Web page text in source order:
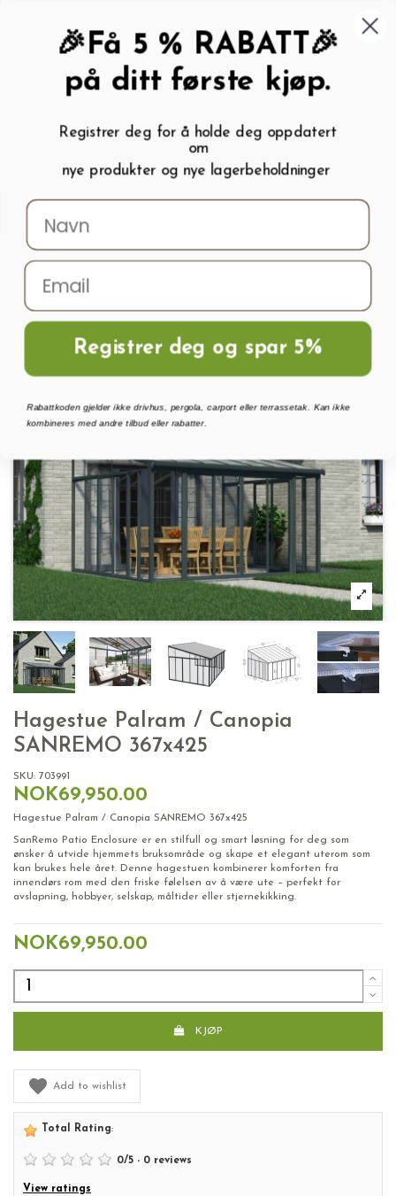
My wishlist ( 0
Menu Søk Logg inn Handlevogn
Hjem
Palram / Canopia SANREMO 367x425
Hagestue Palram / Canopia
SANREMO 367x425
SKU: 703991
NOK69,950.00
Hagestue Palram / Canopia SANREMO 367x425
SanRemo Patio Enclosure er en stilfull og smart løsning for deg som
ønsker å utvide hjemmets bruksområde og skape et elegant uterom som
kan brukes hele året. Denne hagestuen kombinerer komforten fra
innendørs rom med den friske følelsen av å være ute – perfekt for
avslapning, hobbyer, selskap, måltider eller stjernekikking.
NOK69,950.00
KJØP
Add to wishlist
Total Rating:
0/5 - 0 reviews
View ratings
🎉Få 5 % RABATT🎉
på ditt første kjøp.
Registrer deg for å holde deg oppdatert
om
nye produkter og nye lagerbeholdninger
Registrer deg og spar 5%
Rabattkoden gjelder ikke drivhus, pergola, carport eller terrassetak. Kan ikke
kombineres med andre tilbud eller rabatter.